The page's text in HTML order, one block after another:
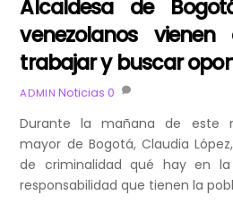
Alcaldesa de
venezolanos
trabajar y buscar
ADMIN Noticias 0
Durante la mañana de este
mayor de Bogotá, Claudia
de criminalidad qué hay en
responsabilidad que tienen la